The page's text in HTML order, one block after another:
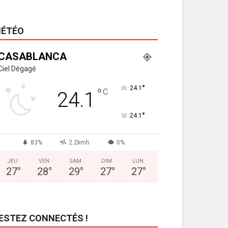
Dégagé
24.1 °C 24.1 °
24.1 °
83% 2.2kmh 0%
JEU
27°
VEN
28°
SAM
29°
DIM
27°
LUN
27°
CONNECTÉS !